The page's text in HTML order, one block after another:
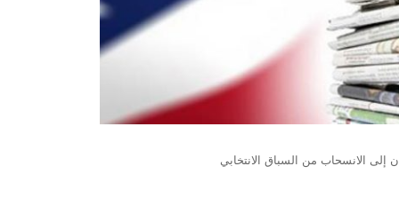
إلى الانسحاب من السباق الانتخابي